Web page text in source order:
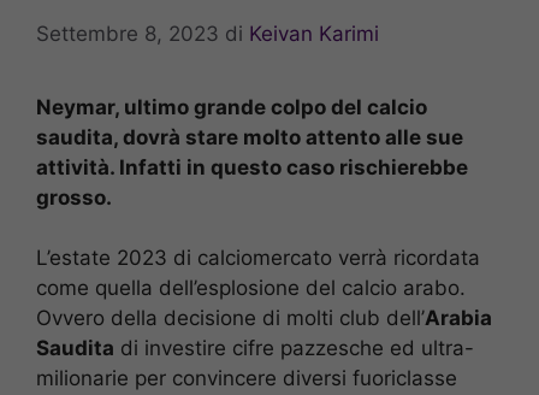
Settembre 8, 2023 di Keivan Karimi
Neymar, ultimo grande colpo del calcio
saudita, dovrà stare molto attento alle sue
attività. Infatti in questo caso rischierebbe
grosso.
L’estate 2023 di calciomercato verrà ricordata
come quella dell’esplosione del calcio arabo.
Ovvero della decisione di molti club dell’Arabia
Saudita di investire cifre pazzesche ed ultra-
milionarie per convincere diversi fuoriclasse